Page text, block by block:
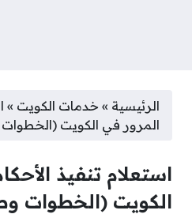
الرئيسية » خدمات الكويت »
المرور في الكويت
استعلام تنفيذ
الكويت (الخطوات